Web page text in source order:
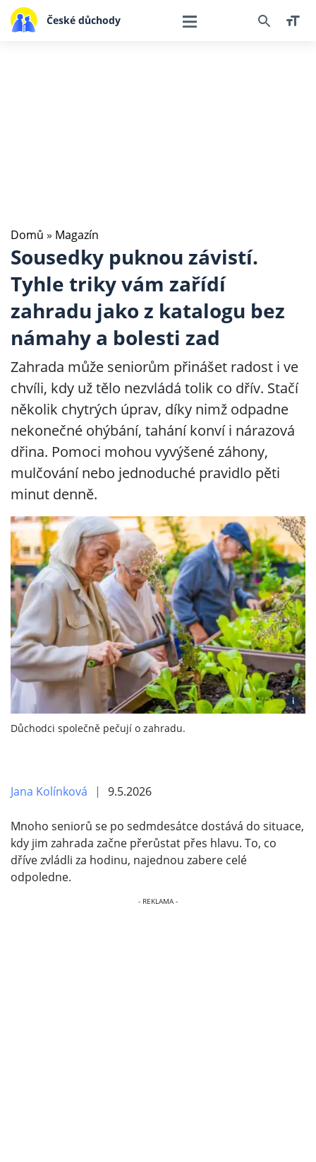
České důchody
Domů » Magazín
Sousedky puknou závistí.
Tyhle triky vám zařídí
zahradu jako z katalogu bez
námahy a bolesti zad
Zahrada může seniorům přinášet radost i ve
chvíli, kdy už tělo nezvládá tolik co dřív. Stačí
několik chytrých úprav, díky nimž odpadne
nekonečné ohýbání, tahání konví i nárazová
dřina. Pomoci mohou vyvýšené záhony,
mulčování nebo jednoduché pravidlo pěti
minut denně.
i
Důchodci společně pečují o zahradu.
Jana Kolínková 9.5.2026
Mnoho seniorů se po sedmdesátce dostává do situace,
kdy jim zahrada začne přerůstat přes hlavu. To, co
dříve zvládli za hodinu, najednou zabere celé
odpoledne.